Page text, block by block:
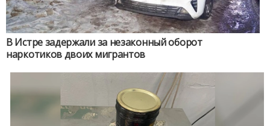
В Истре задержали за незаконный оборот
наркотиков двоих мигрантов